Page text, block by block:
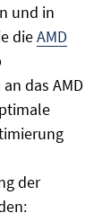
und in
dieAMD
das AMD
der